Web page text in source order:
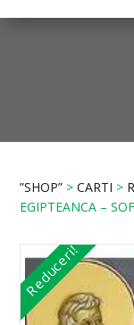
”SHOP” >CARTI >
EGIPTEANCA –
Reduceri!